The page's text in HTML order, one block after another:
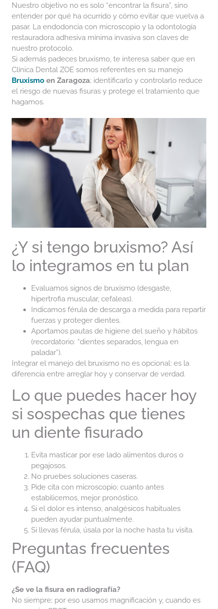
Nuestro objetivo no es solo “encontrar la fisura”, sino
entender por qué ha ocurrido y cómo evitar que vuelva a
pasar. La endodoncia con microscopio y la odontología
restauradora adhesiva mínima invasiva son claves de
nuestro protocolo.
Si además padeces bruxismo, te interesa saber que en
Clínica Dental ZOE somos referentes en su manejo
Bruxismo en Zaragoza; identificarlo y controlarlo reduce
el riesgo de nuevas fisuras y protege el tratamiento que
hagamos.
¿Y si tengo bruxismo? Así
lo integramos en tu plan
Evaluamos signos de bruxismo (desgaste,
hipertrofia muscular, cefaleas).
Indicamos férula de descarga a medida para repartir
fuerzas y proteger dientes.
Aportamos pautas de higiene del sueño y hábitos
(recordatorio: “dientes separados, lengua en
paladar”).
Integrar el manejo del bruxismo no es opcional: es la
diferencia entre arreglar hoy y conservar de verdad.
Lo que puedes hacer hoy
si sospechas que tienes
un diente fisurado
Evita masticar por ese lado alimentos duros o
pegajosos.
No pruebes soluciones caseras.
Pide cita con microscopio; cuanto antes
estabilicemos, mejor pronóstico.
Si el dolor es intenso, analgésicos habituales
pueden ayudar puntualmente.
Si llevas férula, úsala por la noche hasta tu visita.
Preguntas frecuentes
(FAQ)
¿Se ve la fisura en radiografía?
No siempre; por eso usamos magnificación y, cuando es